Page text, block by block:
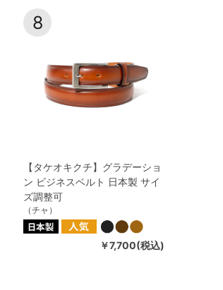
8
【タケオキクチ】グラデーショ
ン ビジネスベルト 日本製 サイ
ズ調整可
（チャ）
￥7,700(税込)